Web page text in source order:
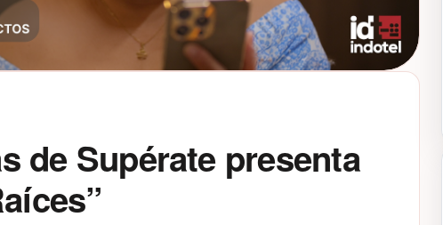
de Supérate presenta